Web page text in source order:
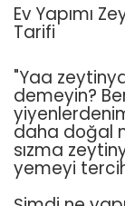
Ev Yapımı
Tarifi
"Yaa
demeyin?
daha doğal
sızma
yemeyi